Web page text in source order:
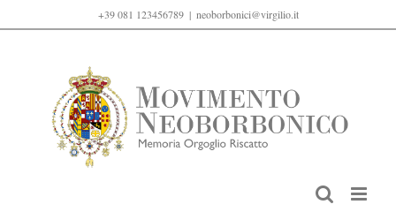
al
+39 081 123456789 | neoborbonici@virgilio.it